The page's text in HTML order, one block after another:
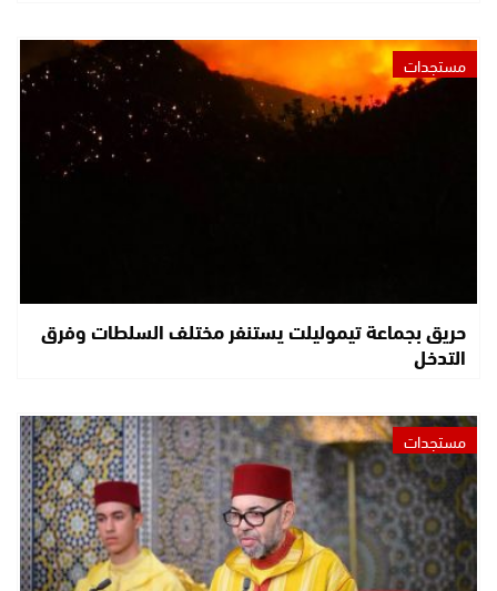
مستجدات
حريق بجماعة تيموليلت يستنفر مختلف السلطات وفرق
التدخل
مستجدات